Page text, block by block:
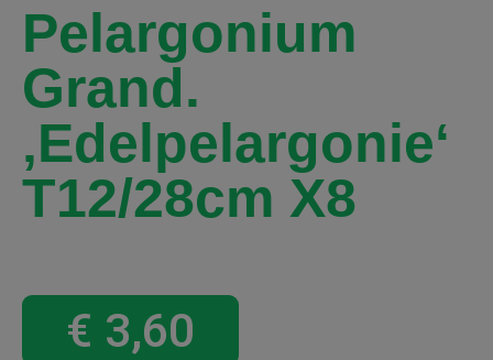
Pelargonium
Grand.
‚Edelpelargonie‘
T12/28cm X8
€ 3,60